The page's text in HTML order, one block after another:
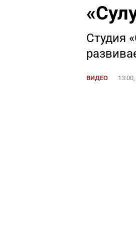
Студия
ВИДЕО